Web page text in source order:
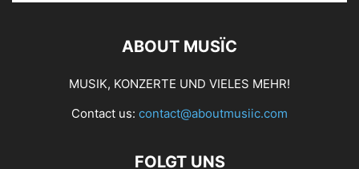
ABOUT MUSÏC
MUSIK, KONZERTE UND VIELES MEHR!
Contact us: contact@aboutmusiic.com
FOLGT UNS